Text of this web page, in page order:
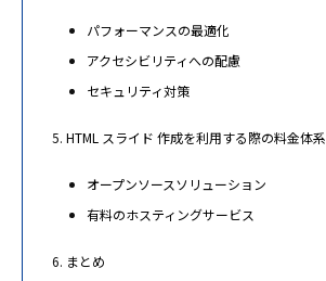
パフォーマンスの最適化
アクセシビリティへの配慮
セキュリティ対策
HTML スライド 作成を利用する際の料金体系
オープンソースソリューション
有料のホスティングサービス
まとめ